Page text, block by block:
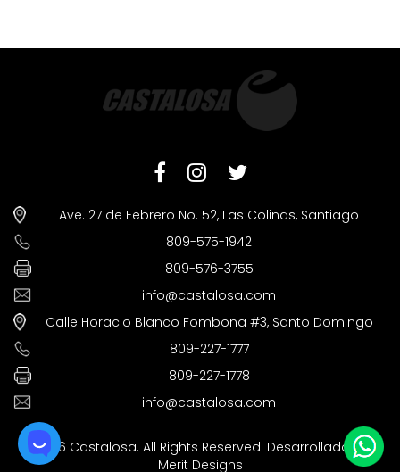
Ave. 27 de Febrero No. 52, Las Colinas, Santiago
809-575-1942
809-576-3755
info@castalosa.com
Calle Horacio Blanco Fombona #3, Santo Domingo
809-227-1777
809-227-1778
info@castalosa.com
©2026 Castalosa. All Rights Reserved. Desarrollado por
Merit Designs